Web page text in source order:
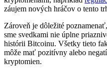
záujem nových hráčov o tento
Zároveň je dôležité
sme svedkami nie úplne
histórii Bitcoinu. Všetky tieto
môže mať pozitívny alebo
kryptomien.